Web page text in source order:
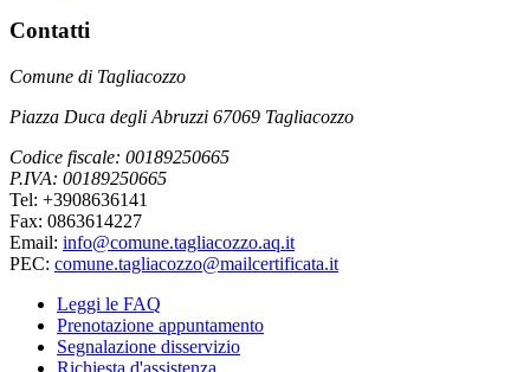
Contatti
Comune di Tagliacozzo
Piazza Duca degli Abruzzi 67069 Tagliacozzo
Codice fiscale: 00189250665
P.IVA: 00189250665
Tel: +3908636141
Fax: 0863614227
Email: info@comune.tagliacozzo.aq.it
PEC: comune.tagliacozzo@mailcertificata.it
Leggi le FAQ
Prenotazione appuntamento
Segnalazione disservizio